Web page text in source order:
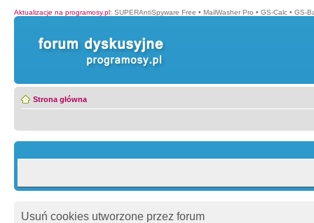
Aktualizacje na programosy.pl: SUPERAntiSpyware Free • MailWasher Pro • GS-Calc • GS-
Strona główna
Usuń cookies utworzone przez forum